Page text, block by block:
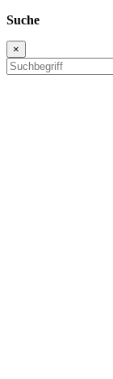
Suche
×